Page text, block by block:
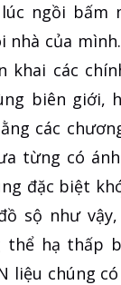
ngồi
nhà của mình.
khai các
biên
các
từng có
đặc biệt
sộ như
thể hạ thấp
liệu chúng